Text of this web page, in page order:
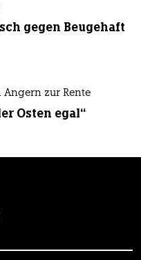
gegen Beugehaft
zur Rente
Osten egal“